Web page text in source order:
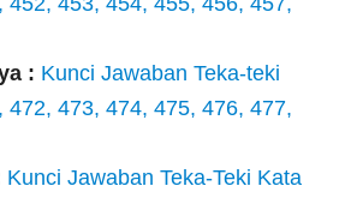
: Kunci Jawaban Teka-teki
472, 473, 474, 475, 476, 477,
Kunci Jawaban Teka-Teki Kata